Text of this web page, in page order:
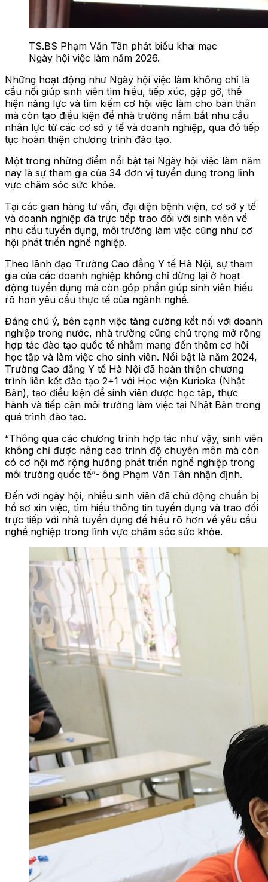
TS.BS Phạm Văn Tân phát biểu khai mạc
Ngày hội việc làm năm 2026.
Những hoạt động như Ngày hội việc làm không chỉ là
cầu nối giúp sinh viên tìm hiểu, tiếp xúc, gặp gỡ, thể
hiện năng lực và tìm kiếm cơ hội việc làm cho bản thân
mà còn tạo điều kiện để nhà trường nắm bắt nhu cầu
nhân lực từ các cơ sở y tế và doanh nghiệp, qua đó tiếp
tục hoàn thiện chương trình đào tạo.
Một trong những điểm nổi bật tại Ngày hội việc làm năm
nay là sự tham gia của 34 đơn vị tuyển dụng trong lĩnh
vực chăm sóc sức khỏe.
Tại các gian hàng tư vấn, đại diện bệnh viện, cơ sở y tế
và doanh nghiệp đã trực tiếp trao đổi với sinh viên về
nhu cầu tuyển dụng, môi trường làm việc cũng như cơ
hội phát triển nghề nghiệp.
Theo lãnh đạo Trường Cao đẳng Y tế Hà Nội, sự tham
gia của các doanh nghiệp không chỉ dừng lại ở hoạt
động tuyển dụng mà còn góp phần giúp sinh viên hiểu
rõ hơn yêu cầu thực tế của ngành nghề.
Đáng chú ý, bên cạnh việc tăng cường kết nối với doanh
nghiệp trong nước, nhà trường cũng chú trọng mở rộng
hợp tác đào tạo quốc tế nhằm mang đến thêm cơ hội
học tập và làm việc cho sinh viên. Nổi bật là năm 2024,
Trường Cao đẳng Y tế Hà Nội đã hoàn thiện chương
trình liên kết đào tạo 2+1 với Học viện Kurioka (Nhật
Bản), tạo điều kiện để sinh viên được học tập, thực
hành và tiếp cận môi trường làm việc tại Nhật Bản trong
quá trình đào tạo.
“Thông qua các chương trình hợp tác như vậy, sinh viên
không chỉ được nâng cao trình độ chuyên môn mà còn
có cơ hội mở rộng hướng phát triển nghề nghiệp trong
môi trường quốc tế”- ông Phạm Văn Tân nhận định.
Đến với ngày hội, nhiều sinh viên đã chủ động chuẩn bị
hồ sơ xin việc, tìm hiểu thông tin tuyển dụng và trao đổi
trực tiếp với nhà tuyển dụng để hiểu rõ hơn về yêu cầu
nghề nghiệp trong lĩnh vực chăm sóc sức khỏe.